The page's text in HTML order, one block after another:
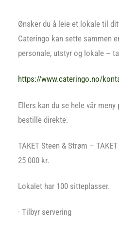
Ønsker du å leie et lokale til
Cateringo kan sette sammen
personale, utstyr og lokale –
https://www.cateringo.no/
Ellers kan du se hele vår
bestille direkte.
TAKET Steen & Strøm –
25 000 kr.
Lokalet har 100 sitteplasser.
· Tilbyr servering